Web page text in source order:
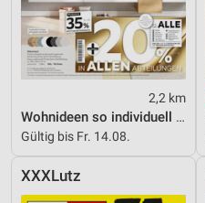
2,2 km
Wohnideen so individuell wie du!
Gültig bis Fr. 14.08.
XXXLutz